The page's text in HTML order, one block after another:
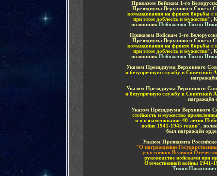
Приказом Войскам 1-го
Президиума Верховного Совета
командования на фронте борьбы с
при этом доблесть и мужество"
полковник Небоженко Тихон
Приказом Войскам 1-го
Президиума Верховного Совета
командования на фронте борьбы с
при этом доблесть и мужество"
полковник Небоженко Тихон
Указом Президиума Верховного
и безупречную службу в Советской
Указом Президиума Верховного
и безупречную службу в Советской
награждён
Указом Президиума Верховного
стойкость и мужество
и в ознаменование 40-летия
войне 1941-1945 годов"
был награждён
Указом Президента
"О награждении
участников Великой
руководстве войсками при
Отечественной войны 1941-
Тихон Никитович